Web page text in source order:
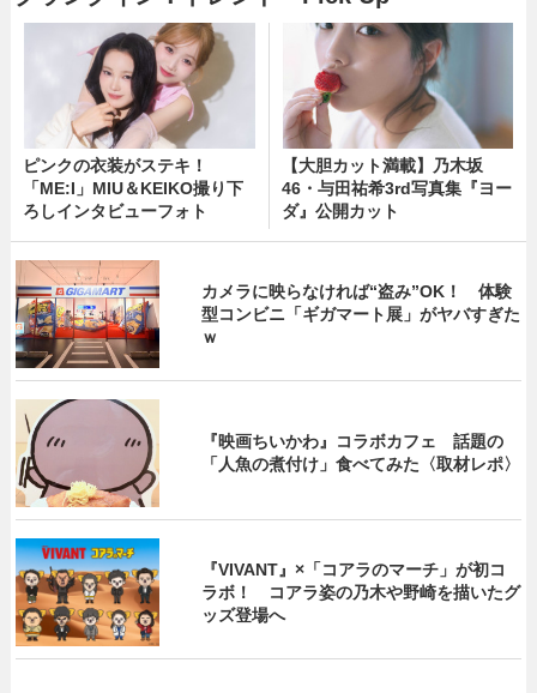
ピンクの衣装がステキ！
「ME:I」MIU＆KEIKO撮り下
ろしインタビューフォト
【大胆カット満載】乃木坂
46・与田祐希3rd写真集『ヨー
ダ』公開カット
カメラに映らなければ“盗み”OK！ 体験
型コンビニ「ギガマート展」がヤバすぎた
ｗ
『映画ちいかわ』コラボカフェ 話題の
「人魚の煮付け」食べてみた〈取材レポ〉
『VIVANT』×「コアラのマーチ」が初コ
ラボ！ コアラ姿の乃木や野崎を描いたグ
ッズ登場へ